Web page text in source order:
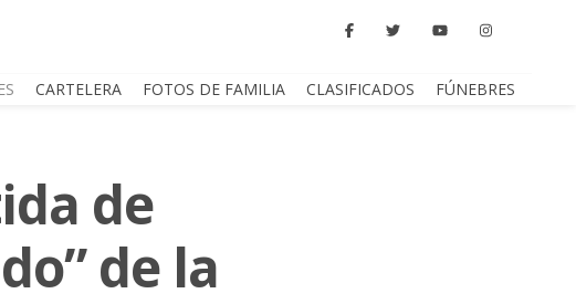
CARTELERA FOTOS DE FAMILIA CLASIFICADOS FÚNEBRES
de
de la